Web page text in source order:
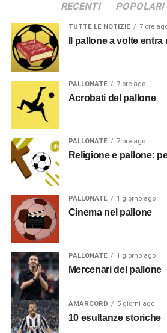
RECENTI POPOLARI
TUTTE LE NOTIZIE 7 ore
Il pallone a volte
PALLONATE 7 ore ago
Acrobati del pallone
PALLONATE 7 ore ago
Religione e pallone:
PALLONATE 1 giorno ago
Cinema nel pallone
PALLONATE 1 giorno ago
Mercenari del pallone
AMARCORD 5 giorni ago
10 esultanze storiche